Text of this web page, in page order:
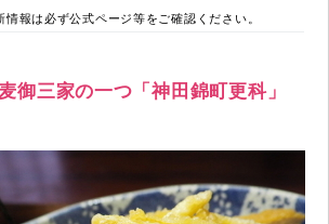
情報は必ず公式ページ等をご確認ください。
御三家の一つ「神田錦町更科」